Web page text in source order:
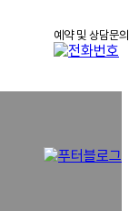
예약 및 상담문의